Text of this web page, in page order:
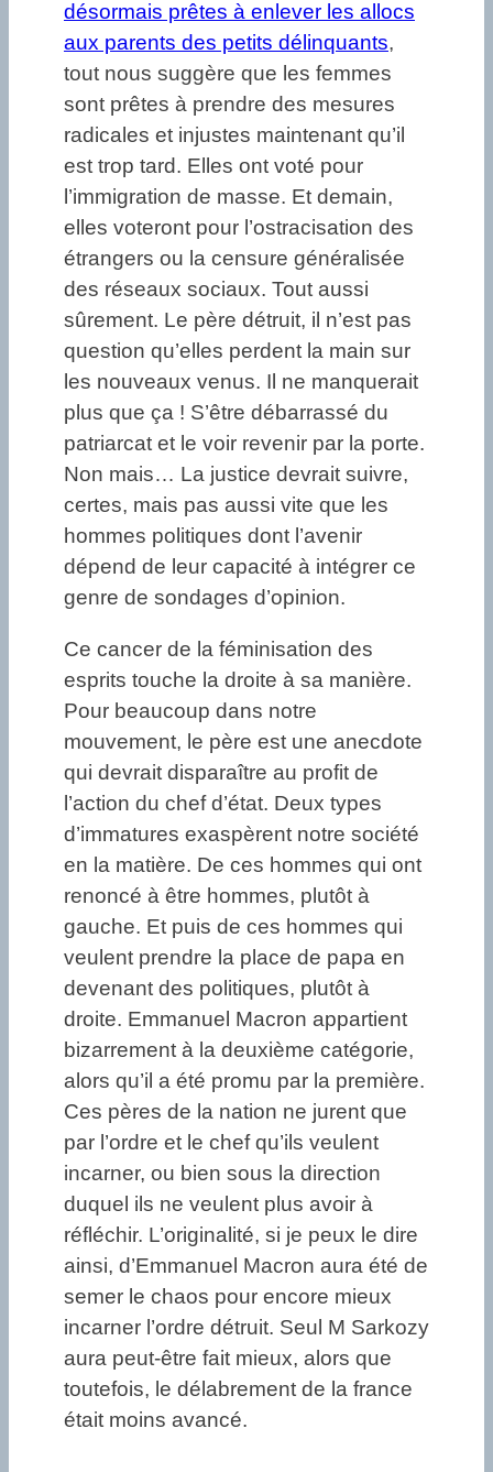
désormais prêtes à enlever les allocs
aux parents des petits délinquants,
tout nous suggère que les femmes
sont prêtes à prendre des mesures
radicales et injustes maintenant qu’il
est trop tard. Elles ont voté pour
l’immigration de masse. Et demain,
elles voteront pour l’ostracisation des
étrangers ou la censure généralisée
des réseaux sociaux. Tout aussi
sûrement. Le père détruit, il n’est pas
question qu’elles perdent la main sur
les nouveaux venus. Il ne manquerait
plus que ça ! S’être débarrassé du
patriarcat et le voir revenir par la porte.
Non mais… La justice devrait suivre,
certes, mais pas aussi vite que les
hommes politiques dont l’avenir
dépend de leur capacité à intégrer ce
genre de sondages d’opinion.
Ce cancer de la féminisation des
esprits touche la droite à sa manière.
Pour beaucoup dans notre
mouvement, le père est une anecdote
qui devrait disparaître au profit de
l’action du chef d’état. Deux types
d’immatures exaspèrent notre société
en la matière. De ces hommes qui ont
renoncé à être hommes, plutôt à
gauche. Et puis de ces hommes qui
veulent prendre la place de papa en
devenant des politiques, plutôt à
droite. Emmanuel Macron appartient
bizarrement à la deuxième catégorie,
alors qu’il a été promu par la première.
Ces pères de la nation ne jurent que
par l’ordre et le chef qu’ils veulent
incarner, ou bien sous la direction
duquel ils ne veulent plus avoir à
réfléchir. L’originalité, si je peux le dire
ainsi, d’Emmanuel Macron aura été de
semer le chaos pour encore mieux
incarner l’ordre détruit. Seul M Sarkozy
aura peut-être fait mieux, alors que
toutefois, le délabrement de la france
était moins avancé.